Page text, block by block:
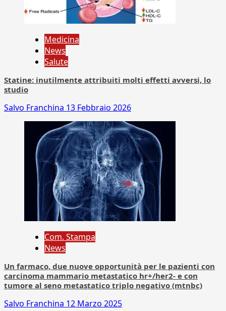
Medicina
News
Salute
Statine: inutilmente attribuiti molti effetti avversi, lo
studio
Salvo Franchina 13 Febbraio 2026
Com. Stampa
News
Un farmaco, due nuove opportunità per le pazienti con
carcinoma mammario metastatico hr+/her2- e con
tumore al seno metastatico triplo negativo (mtnbc)
Salvo Franchina 12 Marzo 2025